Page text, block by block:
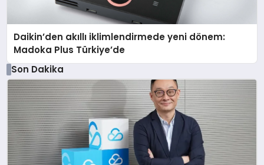
Daikin’den akıllı iklimlendirmede yeni dönem:
Madoka Plus Türkiye’de
Son Dakika